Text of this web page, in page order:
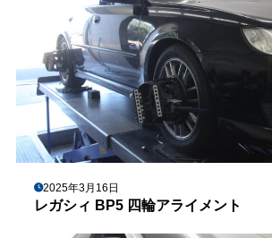
2025年3月16日
レガシィ BP5 四輪アライメント